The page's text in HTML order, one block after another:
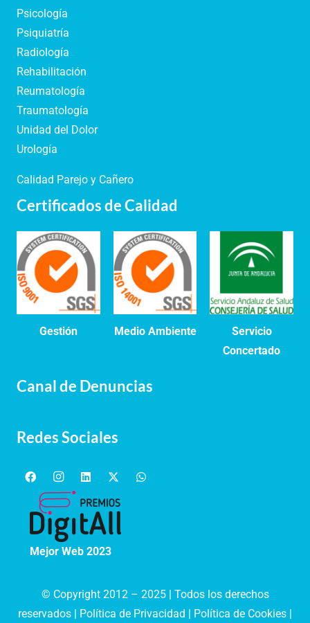
Psicología
Psiquiatría
Radiología
Rehabilitación
Reumatología
Traumatología
Unidad del Dolor
Urología
Calidad Parejo y Cañero
Certificados de Calidad
Gestión Medio Ambiente
Servicio
Concertado
Canal de Denuncias
Redes Sociales
Mejor Web 2023
© Copyright 2012 – 2025 | Todos los derechos
reservados |
Política de Privacidad Política de Cookies